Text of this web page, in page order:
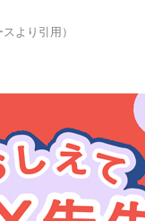
より引用）